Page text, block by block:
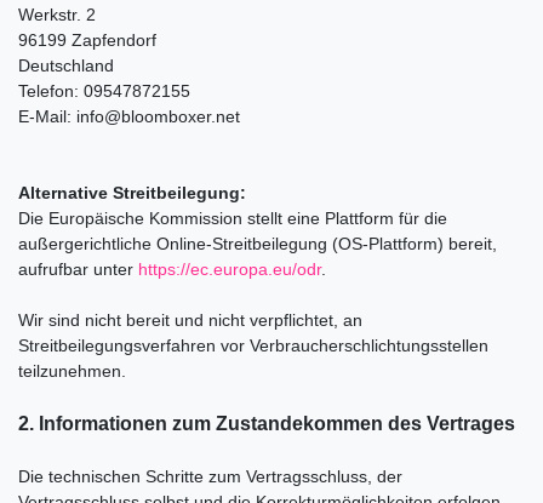
Werkstr. 2
96199 Zapfendorf
Deutschland
Telefon: 09547872155
E-Mail: info@bloomboxer.net
Alternative Streitbeilegung:
Die Europäische Kommission stellt eine Plattform für die
außergerichtliche Online-Streitbeilegung (OS-Plattform) bereit,
aufrufbar unter https://ec.europa.eu/odr.
Wir sind nicht bereit und nicht verpflichtet, an
Streitbeilegungsverfahren vor Verbraucherschlichtungsstellen
teilzunehmen.
2. Informationen zum Zustandekommen des Vertrages
Die technischen Schritte zum Vertragsschluss, der